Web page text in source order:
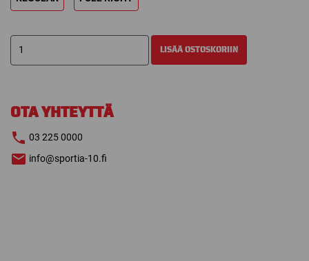
WARRIOR
RITUAL
KILPI
LISÄÄ OSTOSKORIIN
OTA YHTEYTTÄ
03 225 0000
info@sportia-10.fi